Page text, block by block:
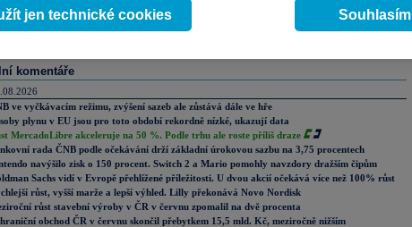
můžete zahájit diskusi. Zatím nebyl zadán žádný názor. Do diskuse mohou přispívat
uživatelé (Přihlásit). Pokud nemáte účet, na který byste se mohli přihlásit, registrujte se
komentáře
ve vyčkávacím režimu, zvýšení sazeb ale zůstává dále ve hře
plynu v EU jsou pro toto období rekordně nízké, ukazují data
MercadoLibre akceleruje na 50 %. Podle trhu ale roste příliš draze
rada ČNB podle očekávání drží základní úrokovou sazbu na 3,75 procentech
navýšilo zisk o 150 procent. Switch 2 a Mario pomohly navzdory dražším čipům
Sachs vidí v Evropě přehlížené příležitosti. U dvou akcií očekává více než 100% růst
růst, vyšší marže a lepší výhled. Lilly překonává Novo Nordisk
růst stavební výroby v ČR v červnu zpomalil na dvě procenta
obchod ČR v červnu skončil přebytkem 15,5 mld. Kč, meziročně nižším
jen technické cookies Souhlasím